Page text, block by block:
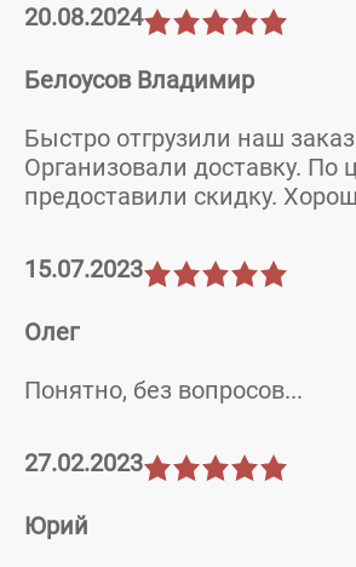
20.08.2024
Белоусов Владимир
Быcтро отгрузили наш
Организовали доставку. По
предоставили скидку.
15.07.2023
Олег
Понятно, без вопросов...
27.02.2023
Юрий